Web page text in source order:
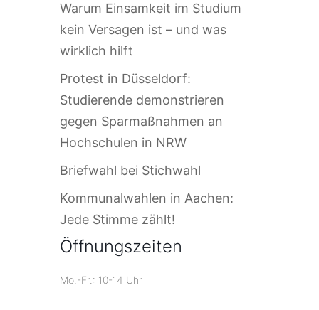
Warum Einsamkeit im Studium
kein Versagen ist – und was
wirklich hilft
Protest in Düsseldorf:
Studierende demonstrieren
gegen Sparmaßnahmen an
Hochschulen in NRW
Briefwahl bei Stichwahl
Kommunalwahlen in Aachen:
Jede Stimme zählt!
Öffnungszeiten
Mo.-Fr.: 10-14 Uhr